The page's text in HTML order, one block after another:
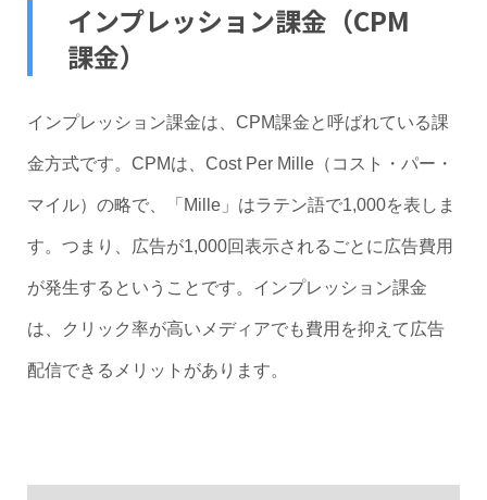
インプレッション課金（CPM
課金）
インプレッション課金は、CPM課金と呼ばれている課
金方式です。CPMは、Cost Per Mille（コスト・パー・
マイル）の略で、「Mille」はラテン語で1,000を表しま
す。つまり、広告が1,000回表示されるごとに広告費用
が発生するということです。インプレッション課金
は、クリック率が高いメディアでも費用を抑えて広告
配信できるメリットがあります。